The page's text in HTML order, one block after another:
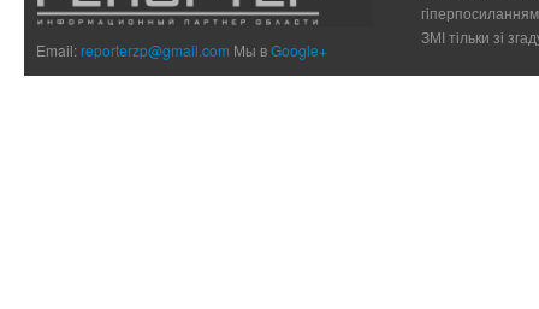
Email:reporterzp@gmail.com Мы вGoogle+
ЗМІ тільки зі